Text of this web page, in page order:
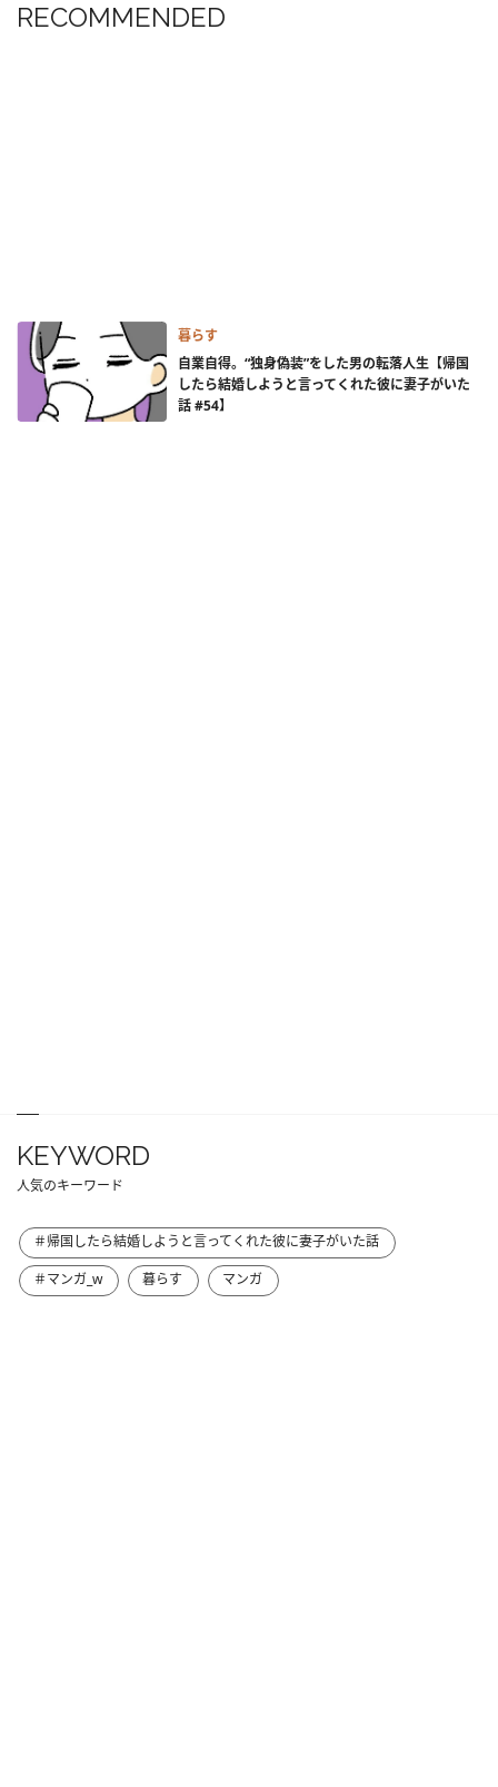
RECOMMENDED
暮らす
自業自得。“独身偽装”をした男の転落人生【帰国
したら結婚しようと言ってくれた彼に妻子がいた
話 #54】
KEYWORD
人気のキーワード
＃帰国したら結婚しようと言ってくれた彼に妻子がいた話
＃マンガ_w
暮らす マンガ